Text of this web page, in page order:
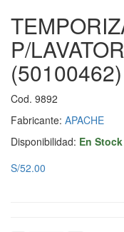
P/
Cod. 9892
Fabricante: APACHE
Disponibilidad: En Stock
S/52.00